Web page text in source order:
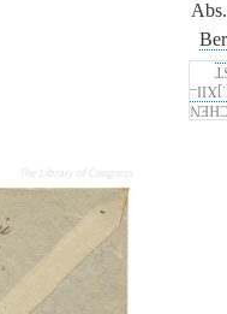
The Library of Congress